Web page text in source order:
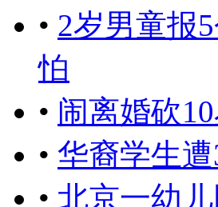
• 2岁男童报
怕
• 闹离婚砍
• 华裔学生
• 北京一幼